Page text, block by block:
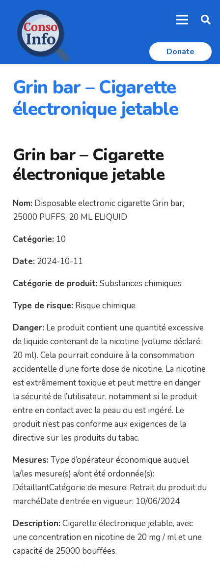
Donate
Grin bar – Cigarette
électronique jetable
Grin bar – Cigarette
électronique jetable
Nom: Disposable electronic cigarette Grin bar,
25000 PUFFS, 20 ML ELIQUID
Catégorie: 10
Date: 2024-10-11
Catégorie de produit: Substances chimiques
Type de risque: Risque chimique
Danger: Le produit contient une quantité excessive
de liquide contenant de la nicotine (volume déclaré:
20 ml). Cela pourrait conduire à la consommation
accidentelle d’une forte dose de nicotine. La nicotine
est extrêmement toxique et peut mettre en danger
la sécurité de l’utilisateur, notamment si le produit
entre en contact avec la peau ou est ingéré. Le
produit n’est pas conforme aux exigences de la
directive sur les produits du tabac.
Mesures: Type d’opérateur économique auquel
la/les mesure(s) a/ont été ordonnée(s):
DétaillantCatégorie de mesure: Retrait du produit du
marchéDate d’entrée en vigueur: 10/06/2024
Description: Cigarette électronique jetable, avec
une concentration en nicotine de 20 mg / ml et une
capacité de 25000 bouffées.